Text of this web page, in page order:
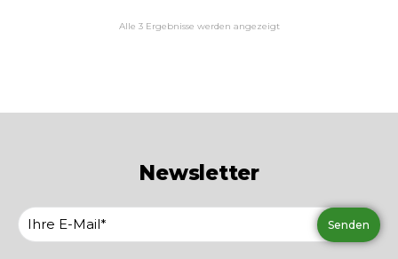
Alle 3 Ergebnisse werden angezeigt
Newsletter